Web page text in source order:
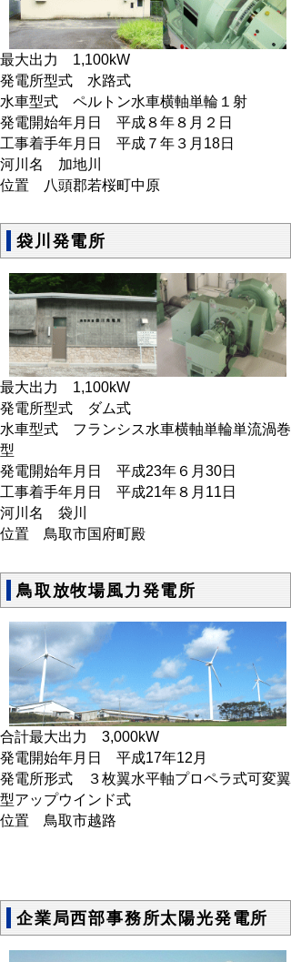
最大出力 1,100kW
発電所型式 水路式
水車型式 ペルトン水車横軸単輪１射
発電開始年月日 平成８年８月２日
工事着手年月日 平成７年３月18日
河川名 加地川
位置 八頭郡若桜町中原
袋川発電所
最大出力 1,100kW
発電所型式 ダム式
水車型式 フランシス水車横軸単輪単流渦巻
型
発電開始年月日 平成23年６月30日
工事着手年月日 平成21年８月11日
河川名 袋川
位置 鳥取市国府町殿
鳥取放牧場風力発電所
合計最大出力 3,000kW
発電開始年月日 平成17年12月
発電所形式 ３枚翼水平軸プロペラ式可変翼
型アップウインド式
位置 鳥取市越路
企業局西部事務所太陽光発電所